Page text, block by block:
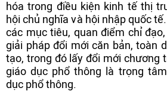
hóa trong điều kiện kinh tế thị
hội chủ nghĩa và hội nhập quốc
các mục tiêu, quan điểm chỉ
giải pháp đổi mới căn bản, toàn
tạo, trong đó lấy đổi mới chương
giáo dục phổ thông là trọng
dục phổ thông.